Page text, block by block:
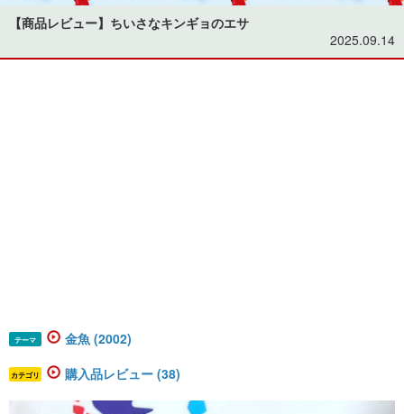
【商品レビュー】ちいさなキンギョのエサ
2025.09.14
テーマ 金魚 (2002)
カテゴリ 購入品レビュー (38)